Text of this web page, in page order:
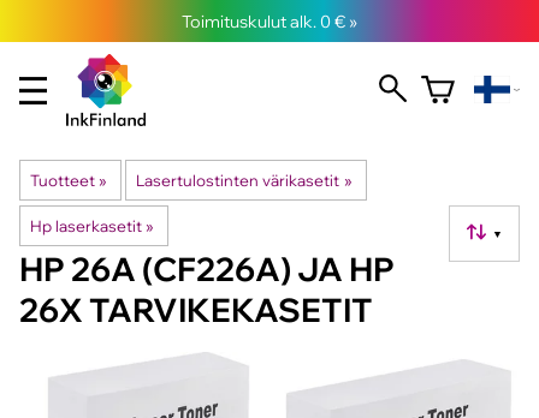
Toimituskulut alk. 0 € »
Tuotteet ‪» Lasertulostinten värikasetit ‪»
Hp laserkasetit ‪» ▼
HP 26A (CF226A) JA HP
26X TARVIKEKASETIT